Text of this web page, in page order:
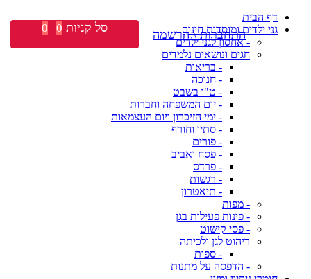
דף הבית
גני ילדים ומוסדות חינוך
- אחסון לגני ילדים
חגים ונושאים נלמדים
- בריאות
- חנוכה
- ט"ו בשבט
- יום המשפחה וחברות
- ימי הזיכרון ויום העצמאות
- סתיו וחורף
- פורים
- פסח ואביב
- פרדס
- רגשות
- תיאטרון
- מפות
- פינות פעילות בגן
- פסי קישוט
ריהוט לגן ולכיתה
- ספות
- הדפסה על מתנות
התחברות \ הרשמה סל קניות 0
0